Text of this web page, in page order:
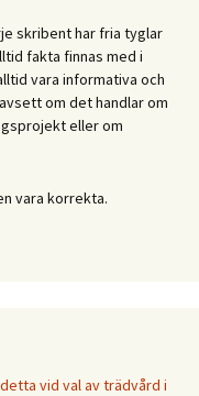
skribent har fria tyglar
fakta finnas med i
vara informativa och
om det handlar om
eller om
vara korrekta.
vid val av trädvård i